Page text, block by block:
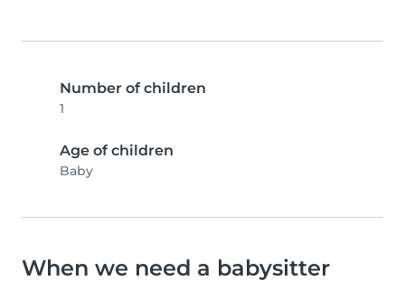
Number of children
1
Age of children
Baby
When we need a babysitter